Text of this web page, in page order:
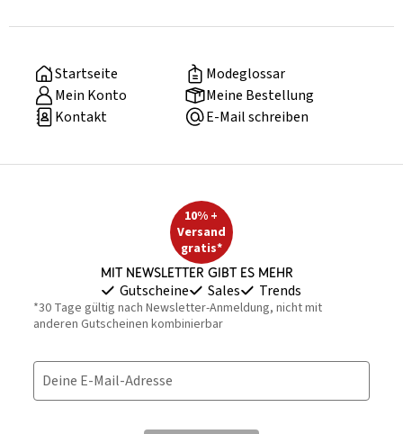
Startseite
Modeglossar
Mein Konto
Meine Bestellung
Kontakt
E-Mail schreiben
10% +
Versand
gratis*
Mit Newsletter gibt es mehr
Gutscheine Sales Trends
*30 Tage gültig nach Newsletter-Anmeldung, nicht mit
anderen Gutscheinen kombinierbar
Deine E-Mail-Adresse